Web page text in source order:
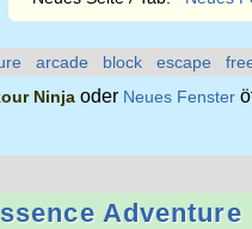
arcade block escape
Ninja oder Neues Fenster
Adventure